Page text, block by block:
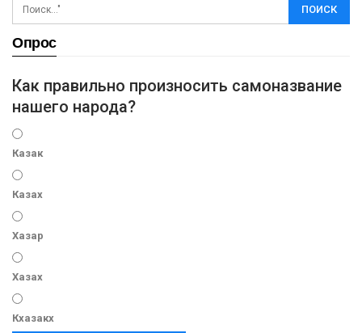
Опрос
Как правильно произносить самоназвание
нашего народа?
Казак
Казах
Хазар
Хазах
Кхазакх